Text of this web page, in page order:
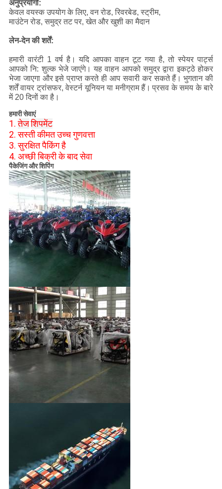
अनुप्रयोगों:
केवल वयस्क उपयोग के लिए, वन रोड, रिवरबेड, स्ट्रीम,
माउंटेन रोड, समुद्र तट पर, खेत और खुशी का मैदान
लेन-देन की शर्तें:
हमारी वारंटी 1 वर्ष है। यदि आपका वाहन टूट गया है, तो स्पेयर पार्ट्स
आपको नि: शुल्क भेजे जाएंगे। यह वाहन आपको समुद्र द्वारा इकट्ठे होकर
भेजा जाएगा और इसे प्राप्त करते ही आप सवारी कर सकते हैं। भुगतान की
शर्तें वायर ट्रांसफर, वेस्टर्न यूनियन या मनीग्राम हैं। प्रसव के समय के बारे
में 20 दिनों का है।
हमारी सेवाएं
1.तेजशिपमेंट
2. सस्ती कीमत उच्च गुणवत्ता
3. सुरक्षित पैकिंग है
4. अच्छी बिक्री के बाद सेवा
पैकेजिंग और शिपिंग